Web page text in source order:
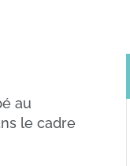
au
le cadre